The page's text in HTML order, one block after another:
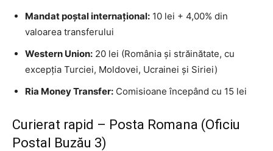
Mandat poştal internaţional: 10 lei + 4,00% din
valoarea transferului
Western Union: 20 lei (România și străinătate, cu
excepția Turciei, Moldovei, Ucrainei și Siriei)
Ria Money Transfer: Comisioane începând cu 15 lei
Curierat rapid – Posta Romana (Oficiu
Postal Buzău 3)